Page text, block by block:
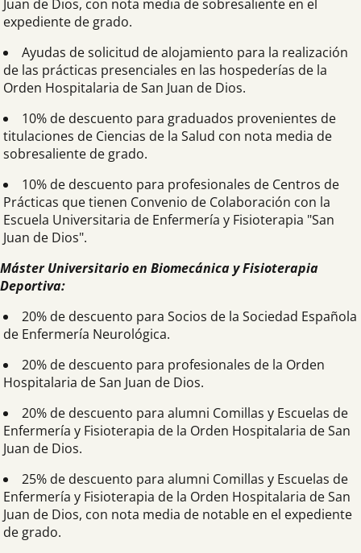
Juan de Dios, con nota media de sobresaliente en el
expediente de grado.
Ayudas de solicitud de alojamiento para la realización
de las prácticas presenciales en las hospederías de la
Orden Hospitalaria de San Juan de Dios.
10% de descuento para graduados provenientes de
titulaciones de Ciencias de la Salud con nota media de
sobresaliente de grado.
10% de descuento para profesionales de Centros de
Prácticas que tienen Convenio de Colaboración con la
Escuela Universitaria de Enfermería y Fisioterapia "San
Juan de Dios".
Máster Universitario en Biomecánica y Fisioterapia
Deportiva:
20% de descuento para Socios de la Sociedad Española
de Enfermería Neurológica.
20% de descuento para profesionales de la Orden
Hospitalaria de San Juan de Dios.
20% de descuento para alumni Comillas y Escuelas de
Enfermería y Fisioterapia de la Orden Hospitalaria de San
Juan de Dios.
25% de descuento para alumni Comillas y Escuelas de
Enfermería y Fisioterapia de la Orden Hospitalaria de San
Juan de Dios, con nota media de notable en el expediente
de grado.